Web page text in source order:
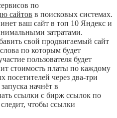
по
сайтов в поисковых системах.
ваш сайт в топ 10 Яндекс и
затратами.
свой продвигаемый сайт
по которым будет
пользователя будет
стоимость платы по каждому
посетителей через два-три
начнёт в
ссылки с бирж ссылок по
чтобы ссылки